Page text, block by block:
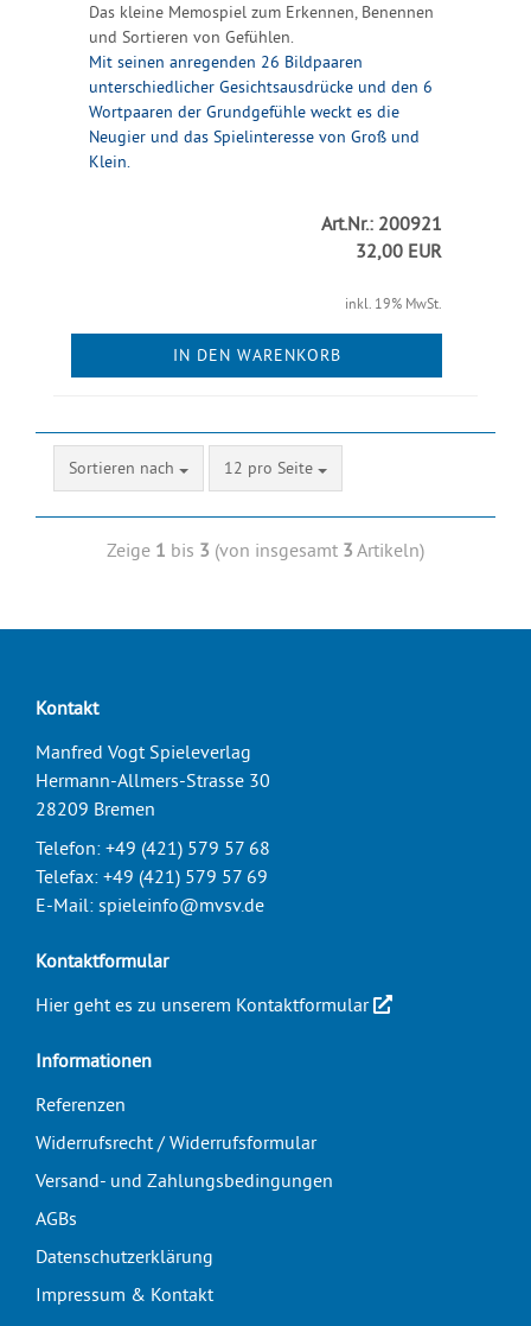
Das kleine Memospiel zum Erkennen, Benennen
und Sortieren von Gefühlen.
Mit seinen anregenden 26 Bildpaaren
unterschiedlicher Gesichtsausdrücke und den 6
Wortpaaren der Grundgefühle weckt es die
Neugier und das Spielinteresse von Groß und
Klein.
Art.Nr.: 200921
32,00 EUR
inkl. 19% MwSt.
IN DEN WARENKORB
Sortieren nach 12 pro Seite
Zeige 1 bis 3 (von insgesamt 3 Artikeln)
Kontakt
Manfred Vogt Spieleverlag
Hermann-Allmers-Strasse 30
28209 Bremen
Telefon: +49 (421) 579 57 68
Telefax: +49 (421) 579 57 69
E-Mail: spieleinfo@mvsv.de
Kontaktformular
Hier geht es zu unserem Kontaktformular
Informationen
Referenzen
Widerrufsrecht / Widerrufsformular
Versand- und Zahlungsbedingungen
AGBs
Datenschutzerklärung
Impressum & Kontakt